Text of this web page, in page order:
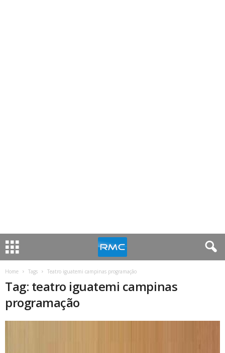
Home Tags Teatro iguatemi campinas programação
Tag: teatro iguatemi campinas
programação